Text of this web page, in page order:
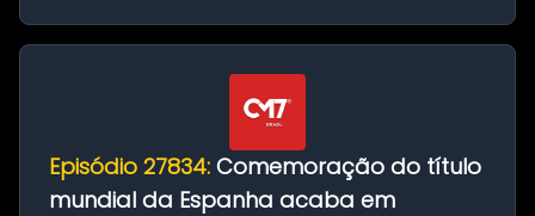
Episódio 27834: Comemoração do título
mundial da Espanha acaba em